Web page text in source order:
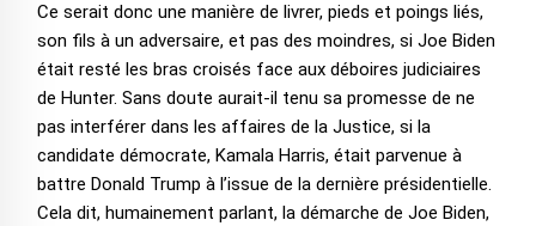
Ce serait donc une manière de livrer, pieds et poings liés,
son fils à un adversaire, et pas des moindres, si Joe Biden
était resté les bras croisés face aux déboires judiciaires
de Hunter. Sans doute aurait-il tenu sa promesse de ne
pas interférer dans les affaires de la Justice, si la
candidate démocrate, Kamala Harris, était parvenue à
battre Donald Trump à l’issue de la dernière présidentielle.
Cela dit, humainement parlant, la démarche de Joe Biden,